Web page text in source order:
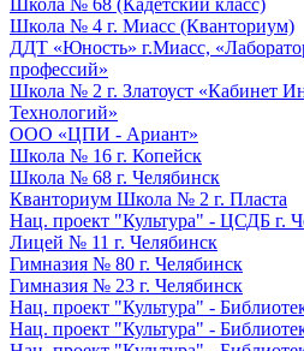
Школа № 68 (Кадетский класс)
Школа № 4 г. Миасс (Кванториум)
ДДТ «Юность» г.Миасс,
профессий»
Школа № 2 г. Златоуст «Кабинет
Технологий»
ООО «ЦПИ - Ариант»
Школа № 16 г. Копейск
Школа № 68 г. Челябинск
Кванториум Школа № 2 г. Пласта
Нац. проект "Культура" - ЦСДБ г.
Лицей № 11 г. Челябинск
Гимназия № 80 г. Челябинск
Гимназия № 23 г. Челябинск
Нац. проект "Культура" -
Нац. проект "Культура" -